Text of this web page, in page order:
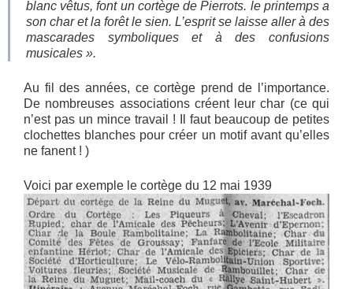
blanc vêtus, font un cortège de Pierrots. le printemps a
son char et la forêt le sien. L’esprit se laisse aller à des
mascarades symboliques et à des confusions
musicales ».
Au fil des années, ce cortège prend de l’importance.
De nombreuses associations créent leur char (ce qui
n’est pas un mince travail ! Il faut beaucoup de petites
clochettes blanches pour créer un motif avant qu’elles
ne fanent ! )
Voici par exemple le cortège du 12 mai 1939